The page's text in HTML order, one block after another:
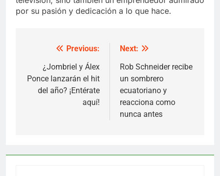
por su pasión y dedicación a lo que hace.
navigation
Previous:
¿Jombriel y Álex
Ponce lanzarán el hit
del año? ¡Entérate
aquí!
Next:
Rob Schneider recibe
un sombrero
ecuatoriano y
reacciona como
nunca antes